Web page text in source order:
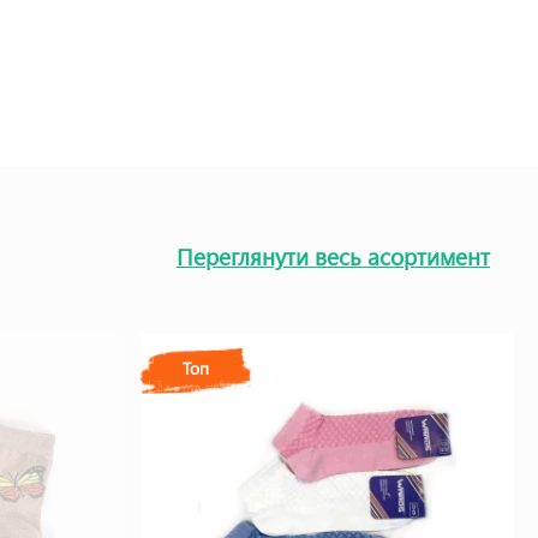
Переглянути весь асортимент
Топ